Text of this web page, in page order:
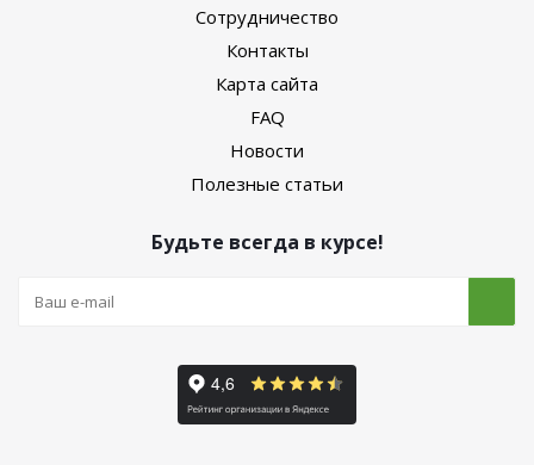
Сотрудничество
Контакты
Карта сайта
FAQ
Новости
Полезные статьи
Будьте всегда в курсе!